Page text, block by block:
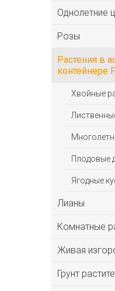
Однолетние
Розы
Растения в
контейнере
Хвойные
Плодовые
Ягодные
Лианы
Комнатные
Живая
Грунт